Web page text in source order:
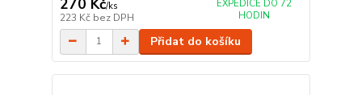
/ks
223 Kč bez DPH
EXPEDICE DO 72
HODIN
Přidat do košíku